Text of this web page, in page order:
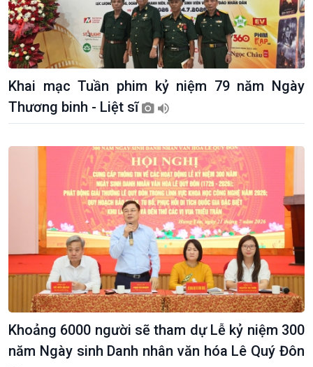
Kinh tế
Tin Kinh tế
Trước giờ mở cửa
Dòng chảy Kinh tế
Sức sống hàng Việt
Khởi nghiệp
Tuyên chiến với gian lận
Nông nghiệp & Biển đảo
Tin Nông nghiệp & Biển
đảo
Mùa vàng
Biển đảo Việt Nam
Tâm tình biên giới và hải
đảo
Khai mạc Tuần phim kỷ niệm 79 năm Ngày
Thương binh - Liệt sĩ
Khoảng 6000 người sẽ tham dự Lễ kỷ niệm 300
năm Ngày sinh Danh nhân văn hóa Lê Quý Đôn